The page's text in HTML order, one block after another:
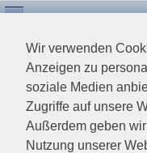
Wir verwenden
Anzeigen zu
soziale Medien
Zugriffe auf unsere
Außerdem geben
Nutzung unserer
Ein Fehler ist
Kann das 'main' Template